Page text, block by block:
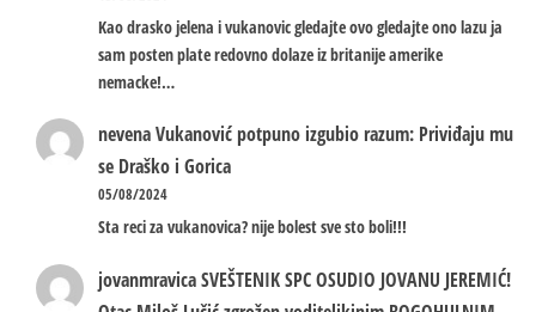
Kao drasko jelena i vukanovic gledajte ovo gledajte ono lazu ja
sam posten plate redovno dolaze iz britanije amerike
nemacke!…
nevenaVukanović potpuno izgubio razum: Priviđaju mu
se Draško i Gorica
05/08/2024
Sta reci za vukanovica? nije bolest sve sto boli!!!
jovanmravicaSVEŠTENIK SPC OSUDIO JOVANU JEREMIĆ!